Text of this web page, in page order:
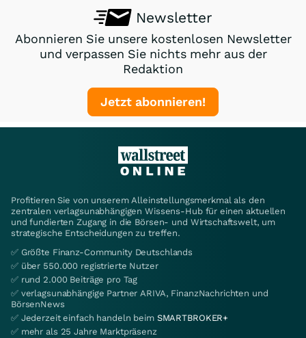
Newsletter
Abonnieren Sie unsere kostenlosen Newsletter
und verpassen Sie nichts mehr aus der
Redaktion
Jetzt abonnieren!
Profitieren Sie von unserem Alleinstellungsmerkmal als den
zentralen verlagsunabhängigen Wissens-Hub für einen aktuellen
und fundierten Zugang in die Börsen- und Wirtschaftswelt, um
strategische Entscheidungen zu treffen.
✅ Größte Finanz-Community Deutschlands
✅ über 550.000 registrierte Nutzer
✅ rund 2.000 Beiträge pro Tag
✅ verlagsunabhängige Partner ARIVA, FinanzNachrichten und
BörsenNews
✅ Jederzeit einfach handeln beim SMARTBROKER+
✅ mehr als 25 Jahre Marktpräsenz